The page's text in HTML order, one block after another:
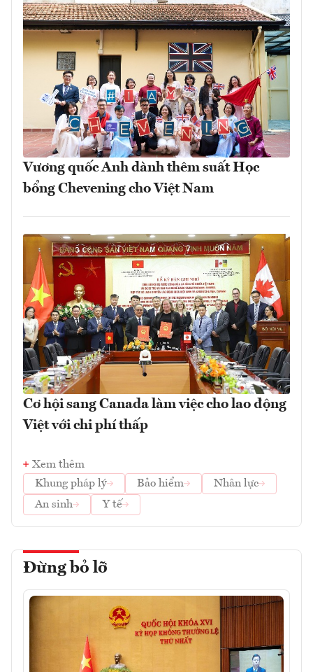
Vương quốc Anh dành thêm suất Học
bổng Chevening cho Việt Nam
Cơ hội sang Canada làm việc cho lao động
Việt với chi phí thấp
Xem thêm
Khung pháp lý
Bảo hiểm
Nhân lực
An sinh
Y tế
Đừng bỏ lỡ